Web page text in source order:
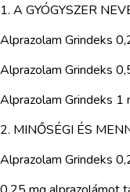
1. A GYÓGYSZER
Alprazolam Grindeks
Alprazolam Grindeks
Alprazolam Grindeks 1
2. MINŐSÉGI ÉS
Alprazolam Grindeks